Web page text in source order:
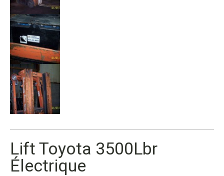
Lift Toyota 3500Lbr
Électrique